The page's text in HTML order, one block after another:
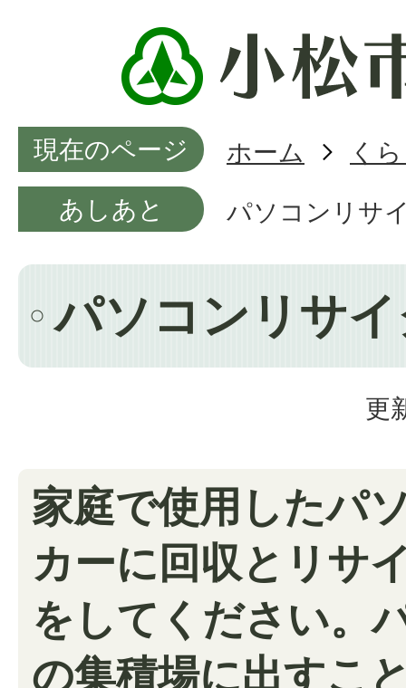
現在のページ ホーム
く
あしあと
パソコンリサ
パソコンリサ
更
家庭で使用したパ
カーに回収とリサ
をしてください。
の集積場に出すこ